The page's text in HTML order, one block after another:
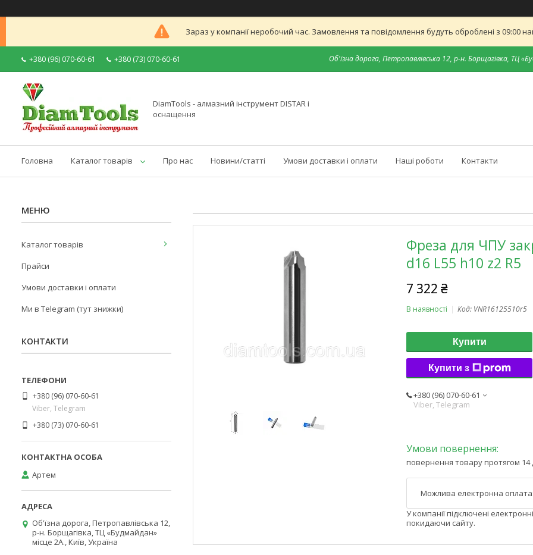
Зараз у компанії неробочий час. Замовлення та повідомлення будуть оброблені з 09:00
+380 (96) 070-60-61 +380 (73) 070-60-61 Об'їзна дорога, Петропавлівська 12, р-н. Борщагівка, ТЦ
DiamTools - алмазний інструмент DISTAR і
оснащення
Головна Каталог товарів Про нас Новини/статті Умови доставки і оплати Наші роботи Контакти
Фреза для ЧПУ
d16 L55 h10 z2 R5
7 322 ₴
В наявності Код: VNR16125510r5
Купити
Купити з
+380 (96) 070-60-61
Viber, Telegram
повернення товару протягом 14
У компанії підключені
покидаючи сайту.
Каталог товарів
Прайси
Умови доставки і оплати
Ми в Telegram (тут знижки)
КОНТАКТИ
+380 (96) 070-60-61
Viber, Telegram
+380 (73) 070-60-61
Артем
Об'їзна дорога, Петропавлівська 12,
р-н. Борщагівка, ТЦ «Будмайдан»
місце 2А., Київ, Україна